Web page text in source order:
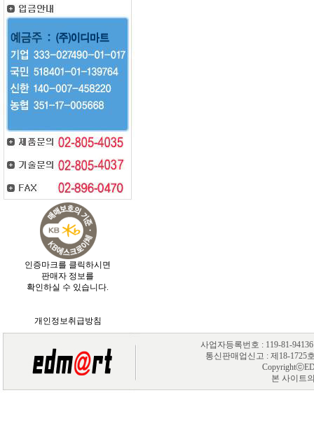
인증마크를 클릭하시면
판매자 정보를
확인하실 수 있습니다.
개인정보취급방침
사업자등록번호 : 119-81-
통신판매업신고 : 제18-1725
본 사이트